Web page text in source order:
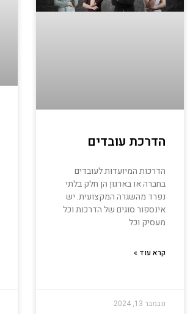
הדרכת עובדים
הדרכות המיועדות לעובדים
בחברה או בארגון הן חלק בלתי
נפרד מהשגרה המקצועית. יש
אינספור סוגים של הדרכות וכל
מעסיק וכל
קרא עוד »
נובמבר 13, 2024